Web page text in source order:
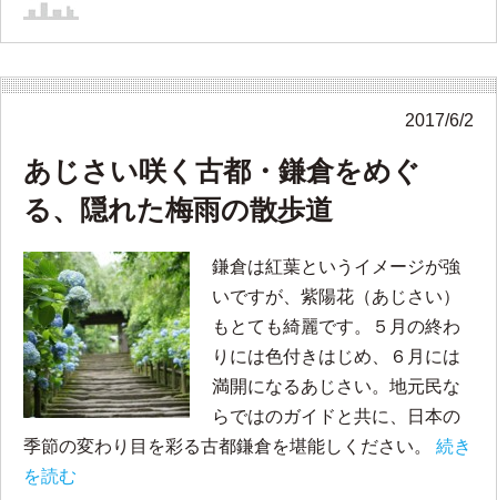
2017/6/2
あじさい咲く古都・鎌倉をめぐ
る、隠れた梅雨の散歩道
鎌倉は紅葉というイメージが強
いですが、紫陽花（あじさい）
もとても綺麗です。５月の終わ
りには色付きはじめ、６月には
満開になるあじさい。地元民な
らではのガイドと共に、日本の
季節の変わり目を彩る古都鎌倉を堪能しください。 続き
を読む